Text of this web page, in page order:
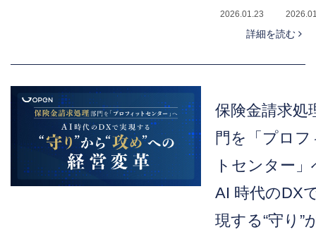
2026.01.23
詳細を読む
保険金請求処
門を「プロフ
トセンター
AI 時代のDX
現する“守り”